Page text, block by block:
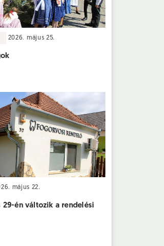
2026. május 25.
május 22.
29-én változik a rendelési